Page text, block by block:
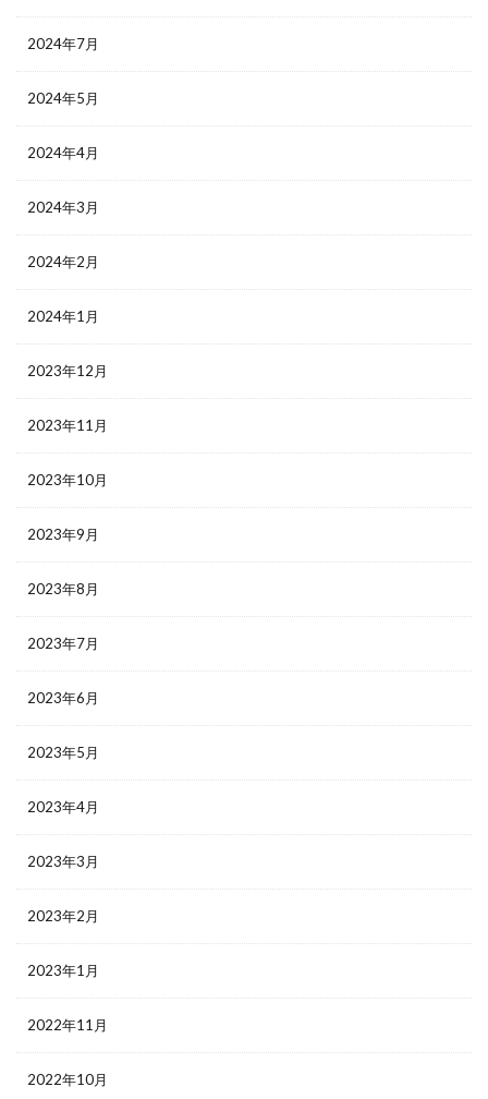
2024年7月
2024年5月
2024年4月
2024年3月
2024年2月
2024年1月
2023年12月
2023年11月
2023年10月
2023年9月
2023年8月
2023年7月
2023年6月
2023年5月
2023年4月
2023年3月
2023年2月
2023年1月
2022年11月
2022年10月